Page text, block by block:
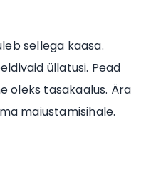
sellega kaasa.
üllatusi. Pead
oleks tasakaalus. Ära
maiustamisihale.